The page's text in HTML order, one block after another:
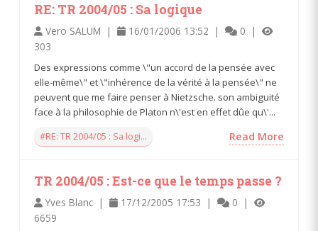
RE: TR 2004/05 : Sa logique
Vero SALUM | 16/01/2006 13:52 |
0 |
303
Des expressions comme \"un accord de la pensée avec
elle-même\" et \"inhérence de la vérité à la pensée\" ne
peuvent que me faire penser à Nietzsche. son ambiguité
face à la philosophie de Platon n\'est en effet dûe qu\'...
#RE: TR 2004/05 : Sa logi...
Read More
TR 2004/05 : Est-ce que le temps passe ?
Yves Blanc | 17/12/2005 17:53 |
0 |
6659